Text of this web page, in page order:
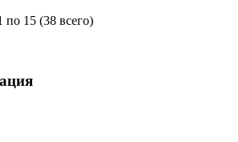
по 15 (38 всего)